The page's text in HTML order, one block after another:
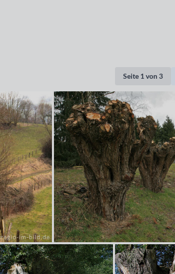
Seite 1 von 3